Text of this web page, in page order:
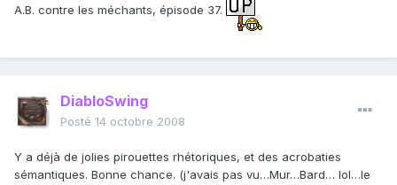
A.B. contre les méchants, épisode 37.
DiabloSwing
Posté 14 octobre 2008
Y a déjà de jolies pirouettes rhétoriques, et des acrobaties
sémantiques. Bonne chance. (j'avais pas vu…Mur…Bard… lol…le